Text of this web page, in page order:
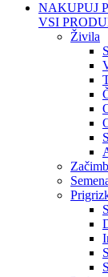
NAKUPUJ
VSI
Živila